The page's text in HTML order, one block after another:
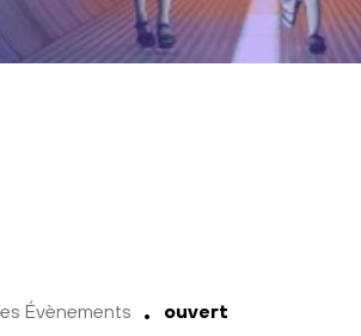
Évènements ouvert